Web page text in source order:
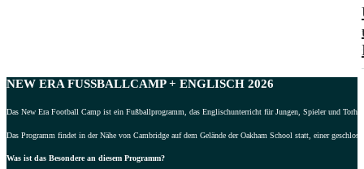
NEW ERA FUSSBALLCAMP + ENGLISCH 2026
Das New Era Football Camp ist ein Fußballprogramm, das Englischunterricht für Jungen, Spieler und
Das Programm findet in der Nähe von Cambridge auf dem Gelände der Oakham School statt, einer
Was ist das Besondere an diesem Programm?